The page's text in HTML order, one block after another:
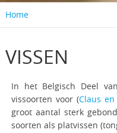
Home
VISSEN
In het Belgisch Deel
vissoorten voor (Claus
groot aantal sterk
soorten als platvissen